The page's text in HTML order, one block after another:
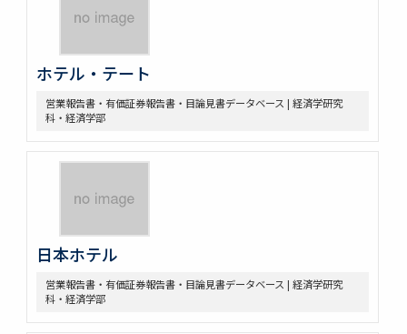
ホテル・テート
営業報告書・有価証券報告書・目論見書データベース | 経済学研究
科・経済学部
日本ホテル
営業報告書・有価証券報告書・目論見書データベース | 経済学研究
科・経済学部